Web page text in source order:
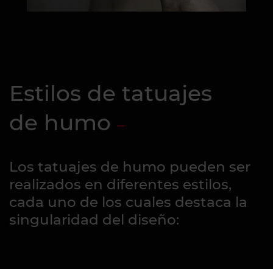
Estilos de tatuajes
de humo
Los tatuajes de humo pueden ser
realizados en diferentes estilos,
cada uno de los cuales destaca la
singularidad del diseño: